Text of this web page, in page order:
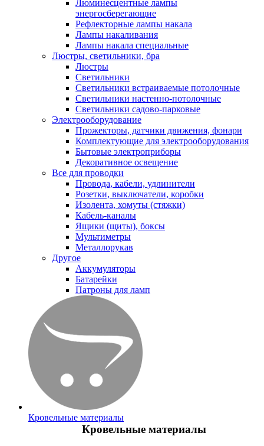
Люминесцентные лампы
энергосберегающие
Рефлекторные лампы накала
Лампы накаливания
Лампы накала специальные
Люстры, светильники, бра
Люстры
Светильники
Светильники встраиваемые потолочные
Светильники настенно-потолочные
Светильники садово-парковые
Электрооборудование
Прожекторы, датчики движения, фонари
Комплектующие для электрооборудования
Бытовые электроприборы
Декоративное освещение
Все для проводки
Провода, кабели, удлинители
Розетки, выключатели, коробки
Изолента, хомуты (стяжки)
Кабель-каналы
Ящики (щиты), боксы
Мультиметры
Металлорукав
Другое
Аккумуляторы
Батарейки
Патроны для ламп
Кровельные материалы
Кровельные материалы